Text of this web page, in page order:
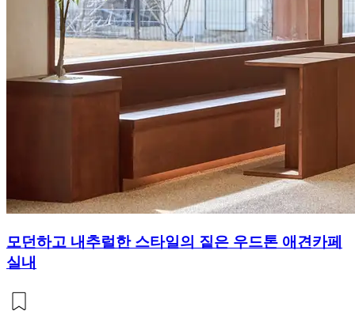
모던하고 내추럴한 스타일의 짙은 우드톤 애견카페
실내